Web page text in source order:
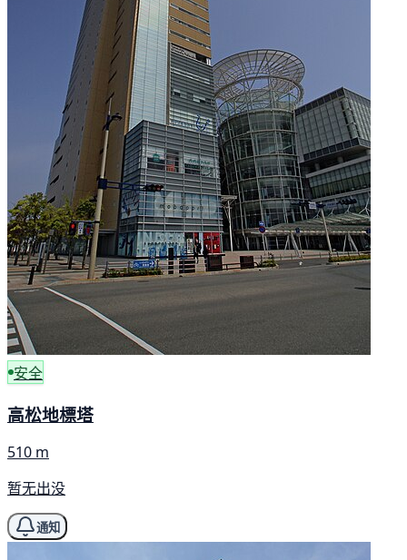
安全
高松地標塔
510 m
暂无出没
通知